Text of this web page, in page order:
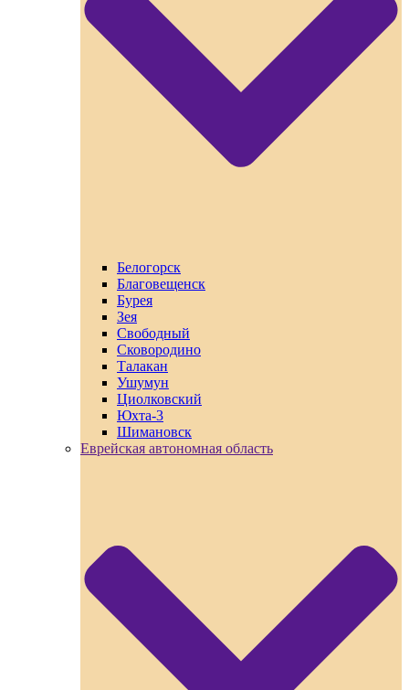
Белогорск
Благовещенск
Бурея
Зея
Свободный
Сковородино
Талакан
Ушумун
Циолковский
Юхта-3
Шимановск
Еврейская автономная область